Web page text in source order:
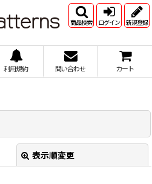
商品検索 ログイン 新規登録
利用規約 問い合わせ カート
表示順変更